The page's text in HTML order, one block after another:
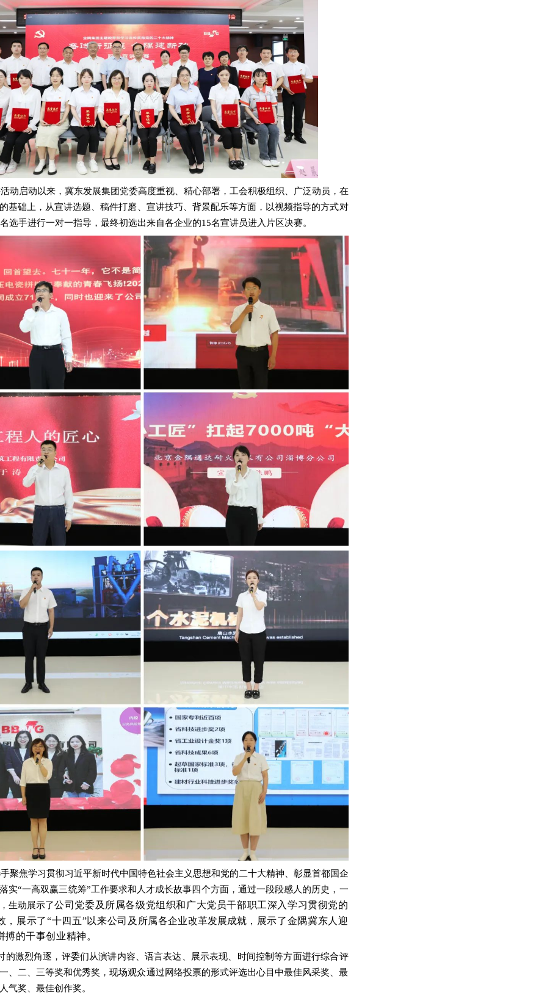
动启动以来，冀东发展集团党委高度重视、精心部署，工会积极组织、广泛动员，在
基础上， 从宣讲选题、稿件打磨、宣讲技巧、背景配乐等方面， 以视频指导的方式对
选手进行一对一指导， 最终初选出来自各企业的15名宣讲员进入片区决赛。
聚焦学习贯彻习近平新时代中国特色社会主义思想和党的二十大精神、彰显首都国企
实“一高双赢三统筹”工作要求和人才成长故事四个方面， 通过一段段感人的历史，一
生动展示了公司党委及所属各级党组织和广大党员干部职工深入学习贯彻党的
，展示了“十四五”以来公司及所属各企业改革发展成就， 展示了金隅冀东人迎
搏的干事创业精神。
的激烈角逐，评委们从演讲内容、语言表达、展示表现、时间控制等方面进行综合评
、二、三等奖和优秀奖，现场观众通过网络投票的形式评选出心目中最佳风采奖、最
气奖、最佳创作奖。